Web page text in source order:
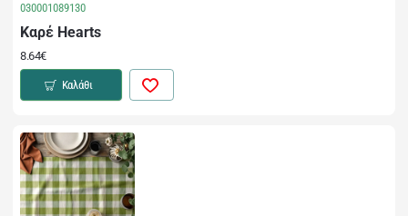
030001089130
Καρέ Hearts
8.64€
Καλάθι